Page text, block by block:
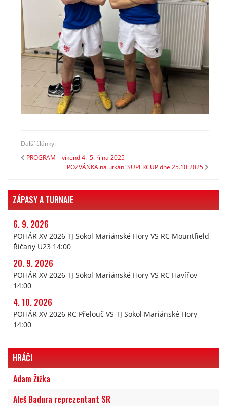
Další články:
PROGRAM – víkend 4.–5. října 2025
POZVÁNKA na utkání SUPERCUP dne 25.10.2025
ZÁPASY A TURNAJE
6. 9. 2026
POHÁR XV 2026 TJ Sokol Mariánské Hory VS RC Mountfield
Říčany U23 14:00
20. 9. 2026
POHÁR XV 2026 TJ Sokol Mariánské Hory VS RC Havířov
14:00
4. 10. 2026
POHÁR XV 2026 RC Přelouč VS TJ Sokol Mariánské Hory
14:00
HRÁČI
Adam Žižka
Aleš Badura reprezentant SR